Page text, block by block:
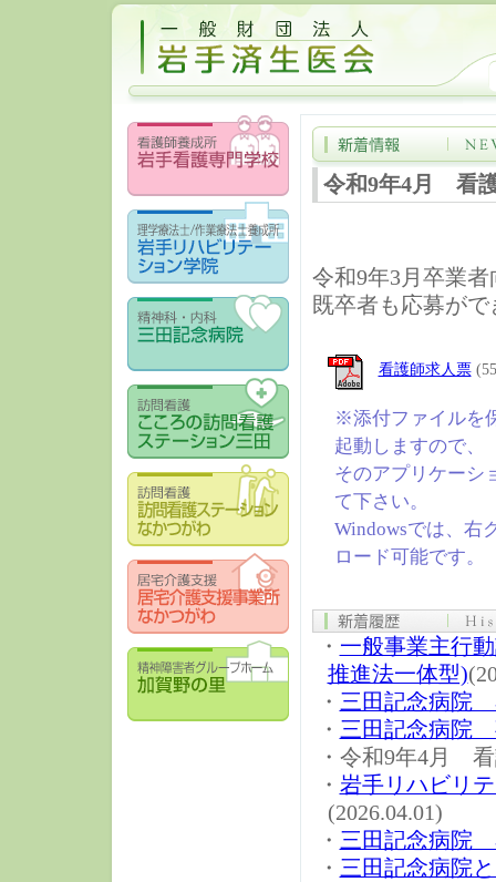
令和9年4月 看護
令和9年3月卒業
既卒者も応募がで
看護師求人票
※添付ファイルを
起動しますので、
そのアプリケーシ
て下さい。
Windowsでは、右
ロード可能です。
・ 一般事業主行
推進法一体型)
・ 三田記念病院
・ 三田記念病院
・令和9年4月 看
・ 岩手リハビリ
(2026.04.01)
・ 三田記念病院
・ 三田記念病院